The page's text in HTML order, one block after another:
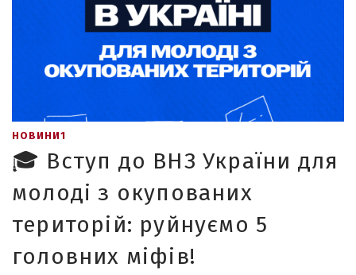
НОВИНИ1
🎓 Вступ до ВНЗ України для
молоді з окупованих
територій: руйнуємо 5
головних міфів!